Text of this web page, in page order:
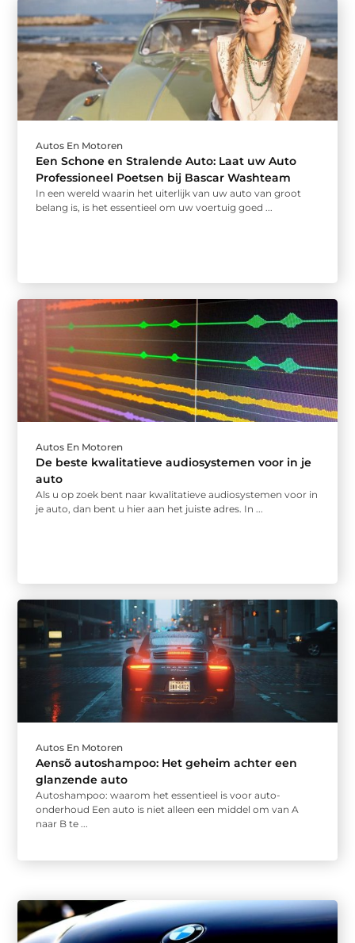
Autos En Motoren
Een Schone en Stralende Auto: Laat uw Auto
Professioneel Poetsen bij Bascar Washteam
In een wereld waarin het uiterlijk van uw auto van groot
belang is, is het essentieel om uw voertuig goed ...
Autos En Motoren
De beste kwalitatieve audiosystemen voor in je
auto
Als u op zoek bent naar kwalitatieve audiosystemen voor in
je auto, dan bent u hier aan het juiste adres. In ...
Autos En Motoren
Aensõ autoshampoo: Het geheim achter een
glanzende auto
Autoshampoo: waarom het essentieel is voor auto-
onderhoud Een auto is niet alleen een middel om van A
naar B te ...